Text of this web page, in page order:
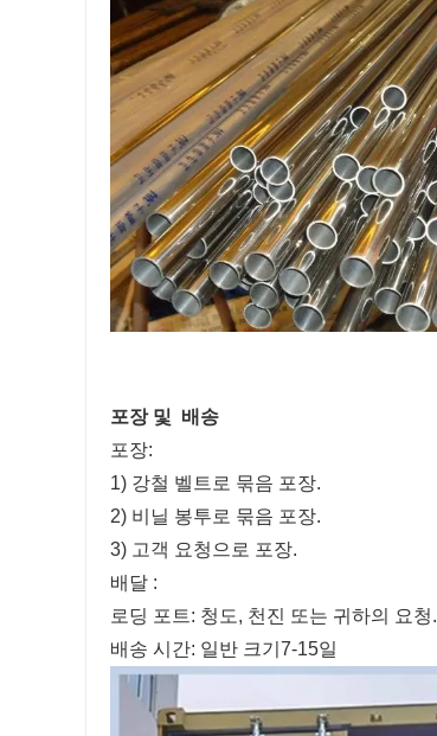
포장 및 배송
포장:
1) 강철 벨트로 묶음 포장.
2) 비닐 봉투로 묶음 포장.
3) 고객 요청으로 포장.
배달 :
로딩 포트: 청도, 천진 또는 귀하의 요청.
배송 시간: 일반 크기7-15일